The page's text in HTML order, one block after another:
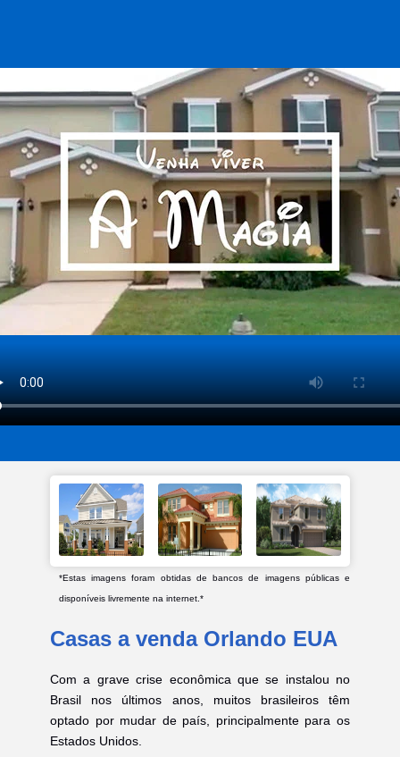
*Estas imagens foram obtidas de bancos de imagens públicas e
disponíveis livremente na internet.*
Casas a venda Orlando EUA
Com a grave crise econômica que se instalou no
Brasil nos últimos anos, muitos brasileiros têm
optado por mudar de país, principalmente para os
Estados Unidos.